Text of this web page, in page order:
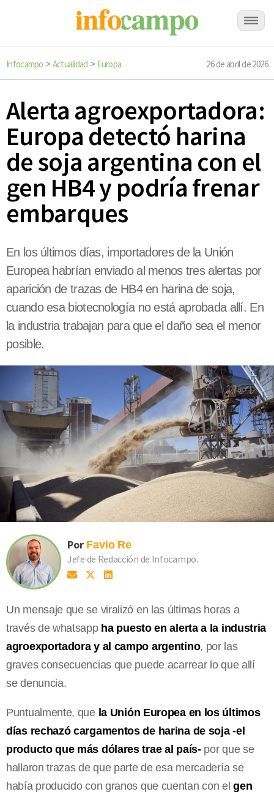
Infocampo > Actualidad > Europa 26 de abril de 2026
Alerta agroexportadora:
Europa detectó harina
de soja argentina con el
gen HB4 y podría frenar
embarques
En los últimos días, importadores de la Unión
Europea habrían enviado al menos tres alertas por
aparición de trazas de HB4 en harina de soja,
cuando esa biotecnología no está aprobada allí. En
la industria trabajan para que el daño sea el menor
posible.
Por Favio Re
Jefe de Redacción de Infocampo.
Un mensaje que se viralizó en las últimas horas a
través de whatsapp ha puesto en alerta a la industria
agroexportadora y al campo argentino, por las
graves consecuencias que puede acarrear lo que allí
se denuncia.
Puntualmente, que la Unión Europea en los últimos
días rechazó cargamentos de harina de soja -el
producto que más dólares trae al país-por que se
hallaron trazas de que parte de esa mercadería se
había producido con granos que cuentan con elgen